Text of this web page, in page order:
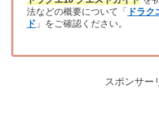
法などの概要について「
ドラ
ド 」をご確認ください。
スポンサー